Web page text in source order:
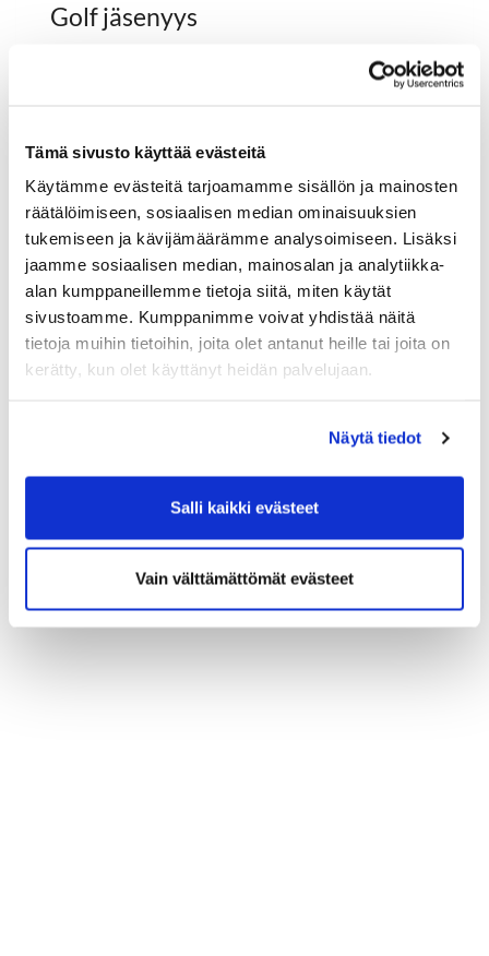
Tämä sivusto käyttää evästeitä
Käytämme evästeitä tarjoamamme sisällön ja mainosten
räätälöimiseen, sosiaalisen median ominaisuuksien
tukemiseen ja kävijämäärämme analysoimiseen. Lisäksi
jaamme sosiaalisen median, mainosalan ja analytiikka-
alan kumppaneillemme tietoja siitä, miten käytät
sivustoamme. Kumppanimme voivat yhdistää näitä
tietoja muihin tietoihin, joita olet antanut heille tai joita on
kerätty, kun olet käyttänyt heidän palvelujaan.
Näytä tiedot
Salli kaikki evästeet
Vain välttämättömät evästeet
Golf jäsenyys
Jäsennumero:
Rekisteröidy
Haluan tilata Hartola Golf uutiskirjeen
Olen lukenut tietosuojaselosteen ja hyväksyn
henkilötietojeni käsittelyn (*)